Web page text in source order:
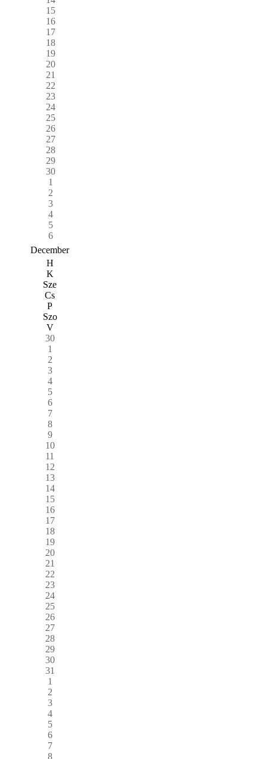
15
16
17
18
19
20
21
22
23
24
25
26
27
28
29
30
1
2
3
4
5
6
December
H
K
Sze
Cs
P
Szo
V
30
1
2
3
4
5
6
7
8
9
10
11
12
13
14
15
16
17
18
19
20
21
22
23
24
25
26
27
28
29
30
31
1
2
3
4
5
6
7
8